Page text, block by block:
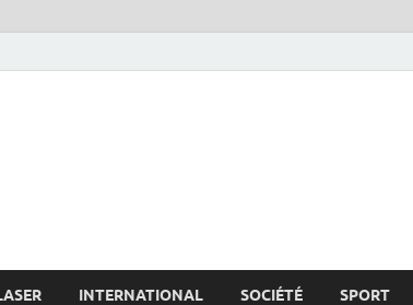
INTERNATIONAL SOCIÉTÉ SPORT